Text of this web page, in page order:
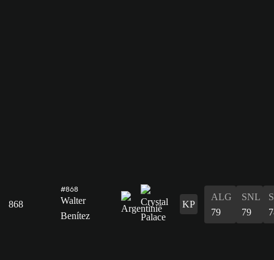
868
#868
Walter
Benítez
KP
ALG
79
SNL
79